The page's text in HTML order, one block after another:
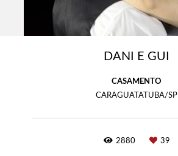
DANI E GUI
CASAMENTO
CARAGUATATUBA/SP
2880 39